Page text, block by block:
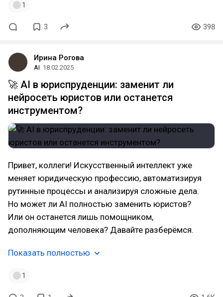
1
3 398
Ирина Рогова
AI 18.02.2025
🚀 AI в юриспруденции: заменит ли
нейросеть юристов или останется
инструментом?
Привет, коллеги! Искусственный интеллект уже
меняет юридическую профессию, автоматизируя
рутинные процессы и анализируя сложные дела.
Но может ли AI полностью заменить юристов?
Или он останется лишь помощником,
дополняющим человека? Давайте разберёмся.
Показать полностью
1